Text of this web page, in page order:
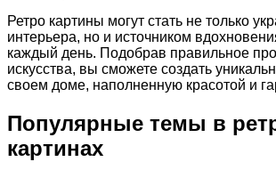
Ретро картины могут стать не только
интерьера, но и источником
каждый день. Подобрав правильное
искусства, вы сможете создать
своем доме, наполненную красотой и
Популярные темы в
картинах